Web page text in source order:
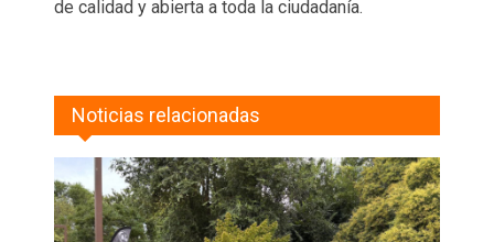
de calidad y abierta a toda la ciudadanía.
Noticias relacionadas